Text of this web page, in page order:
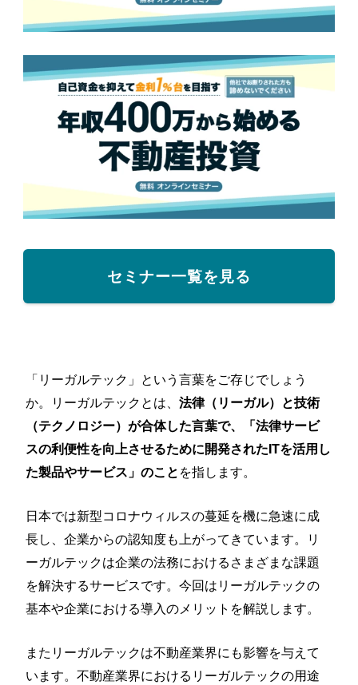
セミナー一覧を見る
「リーガルテック」という言葉をご存じでしょう
か。リーガルテックとは、法律（リーガル）と技術
（テクノロジー）が合体した言葉で、「法律サービ
スの利便性を向上させるために開発されたITを活用し
た製品やサービス」のことを指します。
日本では新型コロナウィルスの蔓延を機に急速に成
長し、企業からの認知度も上がってきています。リ
ーガルテックは企業の法務におけるさまざまな課題
を解決するサービスです。今回はリーガルテックの
基本や企業における導入のメリットを解説します。
またリーガルテックは不動産業界にも影響を与えて
います。不動産業界におけるリーガルテックの用途